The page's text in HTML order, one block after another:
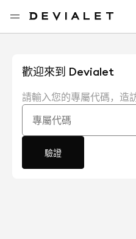
歡迎來到 Devialet
請輸入您的專屬代碼，造
專屬代碼
驗證